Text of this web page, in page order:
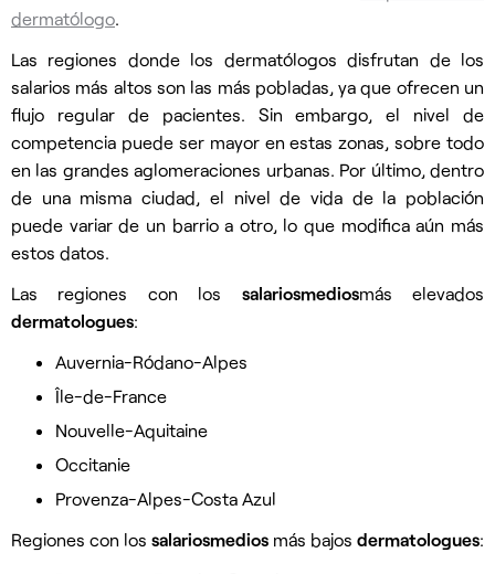
dermatólogo
Las regiones donde los dermatólogos disfrutan de los
salarios más altos son las más pobladas, ya que ofrecen un
flujo regular de pacientes. Sin embargo, el nivel de
competencia puede ser mayor en estas zonas, sobre todo
en las grandes aglomeraciones urbanas. Por último, dentro
de una misma ciudad, el nivel de vida de la población
puede variar de un barrio a otro, lo que modifica aún más
estos datos.
Las regiones con los salariosmediosmás elevados
dermatologues:
Auvernia-Ródano-Alpes
Île-de-France
Nouvelle-Aquitaine
Occitanie
Provenza-Alpes-Costa Azul
Regiones con los salariosmedios más bajos dermatologues: